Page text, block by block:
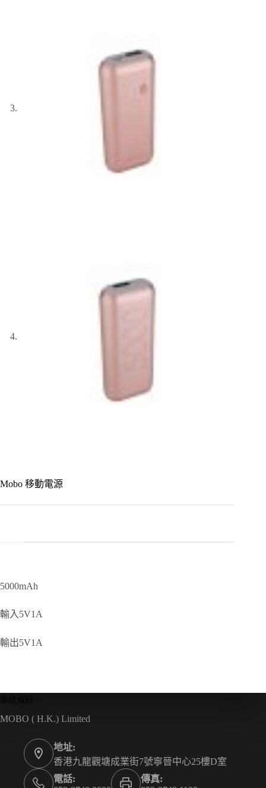
Mobo 移動電源
5000mAh
輸入5V1A
輸出5V1A
MOBO ( H.K.) Limited
地址:
香港九龍觀塘成業街7號寧晉中心25樓D室
電話:
傳真: